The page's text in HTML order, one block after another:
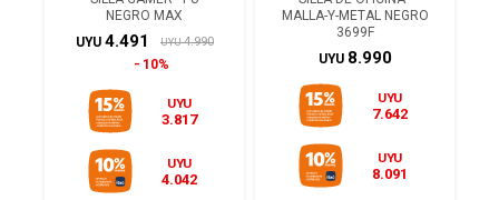
NEGRO MAX
UYU 4.491 UYU 4.990
10%
UYU
3.817
UYU
4.042
MALLA-Y-METAL NEGRO
3699F
UYU 8.990
UYU
7.642
UYU
8.091